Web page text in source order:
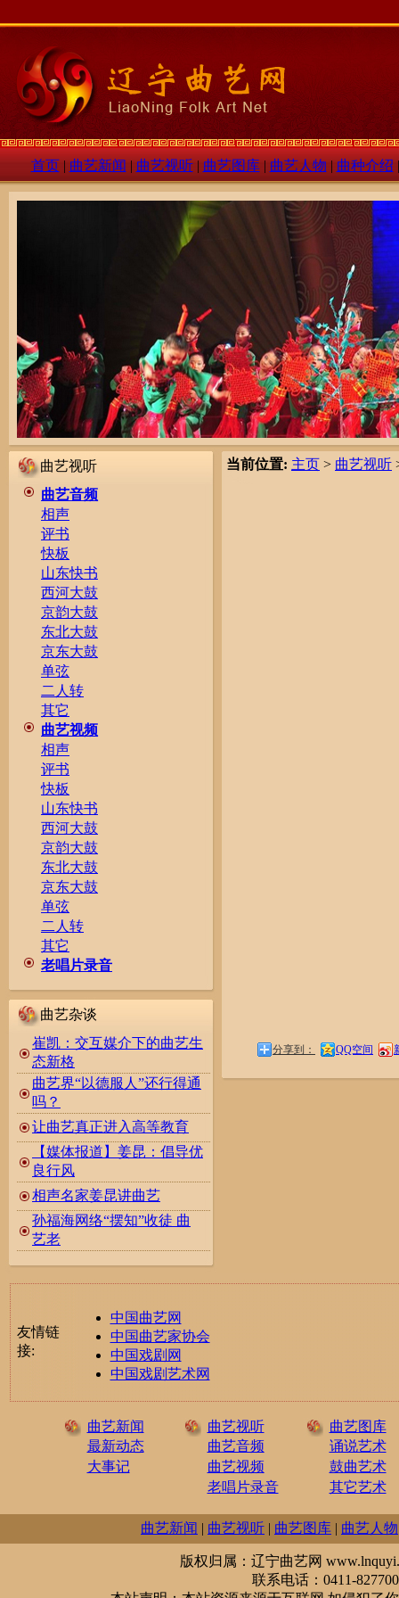
首页| 曲艺新闻 | 曲艺视听| 曲艺图库| 曲艺人物 | 曲种介绍
曲艺视听
曲艺音频
相声
评书
快板
山东快书
西河大鼓
京韵大鼓
东北大鼓
京东大鼓
单弦
二人转
其它
曲艺视频
相声
评书
快板
山东快书
西河大鼓
京韵大鼓
东北大鼓
京东大鼓
单弦
二人转
其它
老唱片录音
曲艺杂谈
崔凯：交互媒介下的曲艺生
态新格
曲艺界“以德服人”还行得通
吗？
让曲艺真正进入高等教育
【媒体报道】姜昆：倡导优
良行风
相声名家姜昆讲曲艺
孙福海网络“摆知”收徒 曲
艺老
当前位置: 主页 > 曲艺视听
分享到： QQ空间
友情链
接:
中国曲艺网
中国曲艺家协会
中国戏剧网
中国戏剧艺术网
曲艺新闻
最新动态
大事记
曲艺视听
曲艺音频
曲艺视频
老唱片录音
曲艺图库
诵说艺术
鼓曲艺术
其它艺术
曲艺新闻 | 曲艺视听 | 曲艺图库 | 曲艺人物
版权归属：辽宁曲艺网
联系电话：0411-